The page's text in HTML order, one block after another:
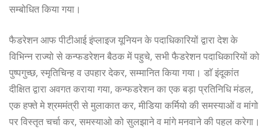
सम्बोधित किया गया।
फैडरेशन आफ पीटीआई इंप्लाइज यूनियन के पदाधिकारियों द्वारा देश के
विभिन्न राज्यो से कन्फडरेशन बैठक में पहुचे, सभी फैडरेशन पदाधिकारियों को
पुष्पगुच्छ, स्मृतिचिन्ह व उपहार देकर, सम्मानित किया गया। डाॅ इंदूकांत
दीक्षित द्वारा अवगत कराया गया, कन्फडरेशन का एक बड़ा प्रतिनिधि मंडल,
एक हफ्ते मे श्रममंत्री से मुलाकात कर, मीडिया कर्मियो की समस्याओं व मांगो
पर विस्तृत चर्चा कर, समस्याओ को सुलझाने व मांगे मनवाने की पहल करेगा।